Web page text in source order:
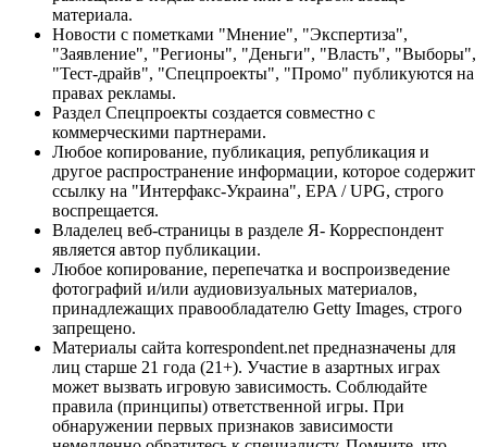
материала.
Новости с пометками "Мнение", "Экспертиза",
"Заявление", "Регионы", "Деньги", "Власть", "Выборы",
"Тест-драйв", "Спецпроекты", "Промо" публикуются на
правах рекламы.
Раздел Спецпроекты создается совместно с
коммерческими партнерами.
Любое копирование, публикация, републикация и
другое распространение информации, которое содержит
ссылку на "Интерфакс-Украина", EPA / UPG, строго
воспрещается.
Владелец веб-страницы в разделе Я- Корреспондент
является автор публикации.
Любое копирование, перепечатка и воспроизведение
фотографий и/или аудиовизуальных материалов,
принадлежащих правообладателю Getty Images, строго
запрещено.
Материалы сайта korrespondent.net предназначены для
лиц старше 21 года (21+). Участие в азартных играх
может вызвать игровую зависимость. Соблюдайте
правила (принципы) ответственной игры. При
обнаружении первых признаков зависимости